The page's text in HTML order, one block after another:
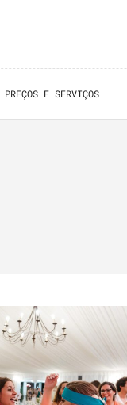
PREÇOS E SERVIÇOS